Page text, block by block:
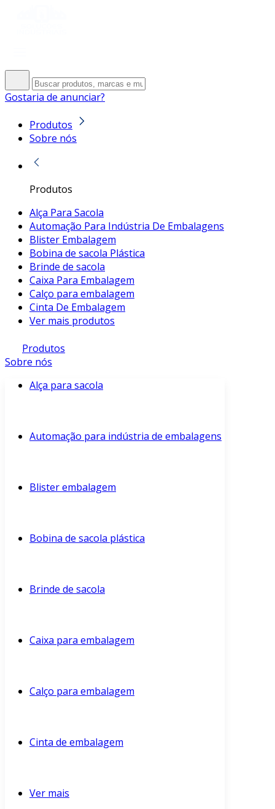
Gostaria de anunciar?
Produtos
Sobre nós
Produtos
Alça Para Sacola
Automação Para Indústria De Embalagens
Blister Embalagem
Bobina de sacola Plástica
Brinde de sacola
Caixa Para Embalagem
Calço para embalagem
Cinta De Embalagem
Ver mais produtos
Produtos
Sobre nós
Alça para sacola
Automação para indústria de embalagens
Blister embalagem
Bobina de sacola plástica
Brinde de sacola
Caixa para embalagem
Calço para embalagem
Cinta de embalagem
Ver mais